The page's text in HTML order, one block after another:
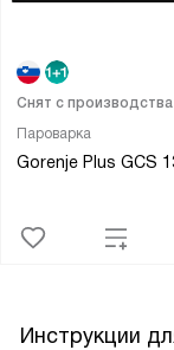
Пароварка
Gorenje Plus GCS
Снят с производства
Инструкции